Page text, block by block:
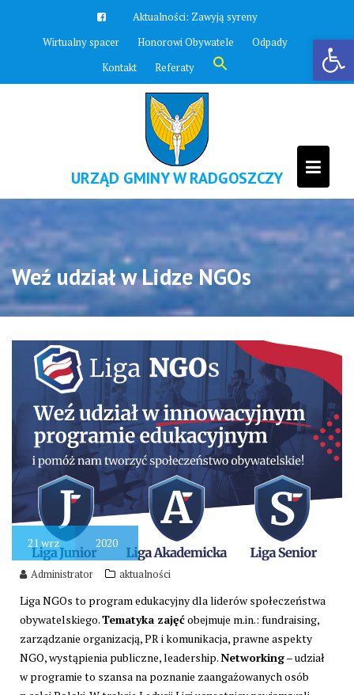
Otwórz pasek narzędzi
Aktualności: Zawyją syreny
Wirtualny spacer
Honorowi Obywatele
Odpady
Kontakt
Referaty Search
for:
Search Button
URZĄD GMINY W RADGOSZCZY
Weź udział w Lidze NGOs
21wrz 2020
Administrator aktualności
Liga NGOs to program edukacyjny dla liderów społeczeństwa
obywatelskiego.Tematyka zajęćobejmuje m.in.: fundraising,
zarządzanie organizacją, PR i komunikacja, prawne aspekty
NGO, wystąpienia publiczne, leadership.Networking– udział
w programie to szansa na poznanie zaangażowanych osób